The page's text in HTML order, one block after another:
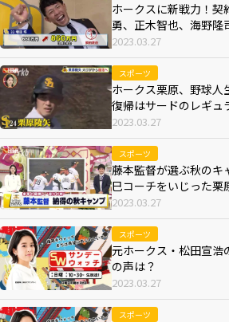
ホークスに新戦力！契
勇、正木智也、海野隆
2023.03.27
スポーツ
ホークス栗原、野球人
復帰はサードのレギュ
2023.03.27
スポーツ
藤本監督が選ぶ秋のキ
巳コーチをいじった栗
2023.03.27
スポーツ
元ホークス・松田宣浩
の声は？
2023.03.27
スポーツ